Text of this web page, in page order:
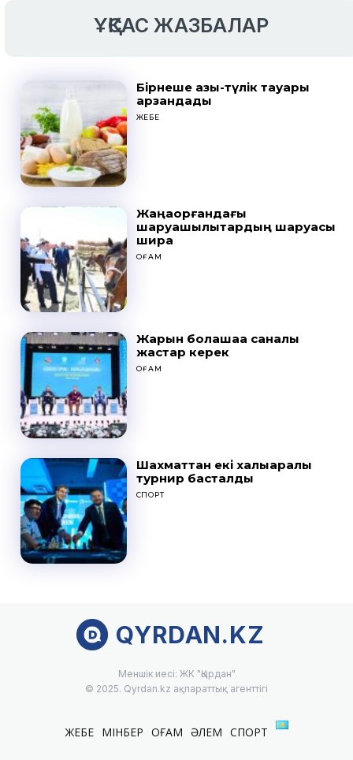
ҰҚСАС ЖАЗБАЛАР
Бірнеше азық-түлік тауары
арзандады
ЖЕБЕ
Жаңақорғандағы
шаруашылықтардың шаруасы
ширақ
ҚОҒАМ
Жарқын болашаққа саналы
жастар керек
ҚОҒАМ
Шахматтан екі халықаралық
турнир басталды
СПОРТ
QYRDAN.KZ
Меншік иесі: ЖК "Қырдан"
© 2025. Qyrdan.kz ақпараттық агенттігі
ЖЕБЕ МІНБЕР ҚОҒАМ ӘЛЕМ СПОРТ